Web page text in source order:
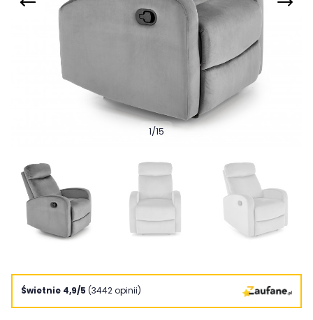
1/15
Świetnie 4,9/5 (3442 opinii)